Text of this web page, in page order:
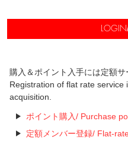
LOGIN
購入＆ポイント入手には定額サ
Registration of flat rate
acquisition.
ポイント購入/ Purchase
定額メンバー登録/ Flat-